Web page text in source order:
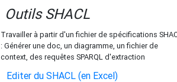
Outils SHACL
Travailler à partir d'un fichier de spécifications
: Générer une doc, un diagramme, un fichier de
context, des requêtes SPARQL d'extraction
Editer du SHACL (en Excel)